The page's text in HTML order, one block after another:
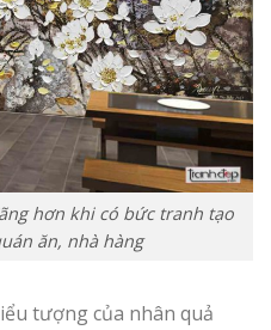
hơn khi có bức tranh tạo
ăn, nhà hàng
tượng của nhân quả